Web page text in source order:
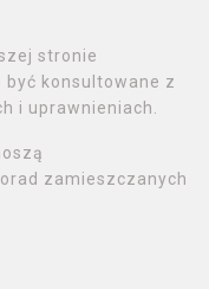
stronie
konsultowane z
i uprawnieniach.
zamieszczanych